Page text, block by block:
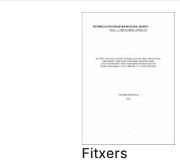
Fitxers